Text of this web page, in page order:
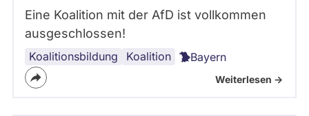
Eine Koalition mit der AfD ist vollkommen
ausgeschlossen!
Koalitionsbildung Koalition
Union
AfD
Regierungsbildung Bayern
Weiterlesen ->